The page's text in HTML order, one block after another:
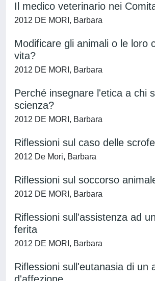
Il medico veterinario nei
2012 DE MORI, Barbara
Modificare gli animali o le loro
vita?
2012 DE MORI, Barbara
Perché insegnare l'etica a chi
scienza?
2012 DE MORI, Barbara
Riflessioni sul caso delle
2012 De Mori, Barbara
Riflessioni sul soccorso
2012 DE MORI, Barbara
Riflessioni sull'assistenza ad
ferita
2012 DE MORI, Barbara
Riflessioni sull'eutanasia di un